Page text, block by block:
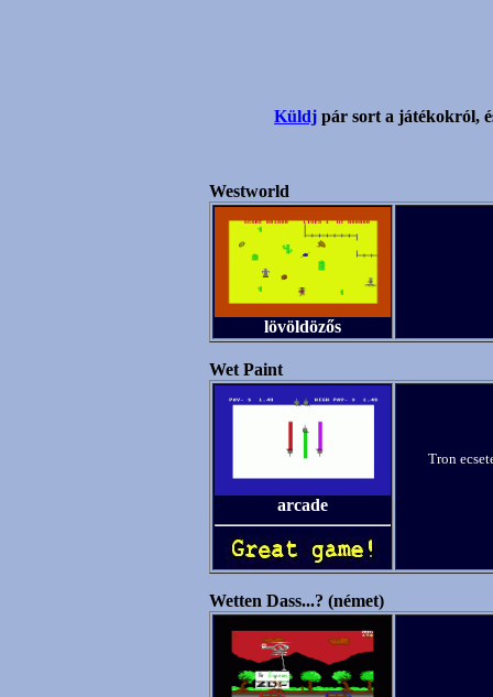
Küldj pár sort a játékokról,
Westworld
lövöldözős
Wet Paint
arcade
Tron
Wetten Dass...? (német)